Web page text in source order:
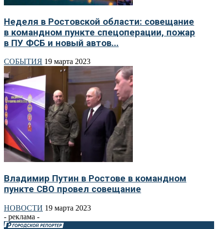
Неделя в Ростовской области: совещание
в командном пункте спецоперации, пожар
в ПУ ФСБ и новый автов...
СОБЫТИЯ 19 марта 2023
Владимир Путин в Ростове в командном
пункте СВО провел совещание
НОВОСТИ 19 марта 2023
- реклама -